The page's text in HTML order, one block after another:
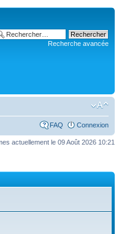
Recherche avancée
FAQ Connexion
actuellement le 09 Août 2026 10:21